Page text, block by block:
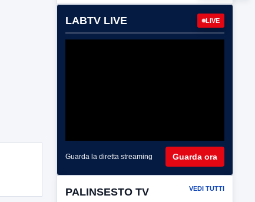
LABTV LIVE LIVE
Guarda la diretta streaming Guarda ora
PALINSESTO TV VEDI TUTTI